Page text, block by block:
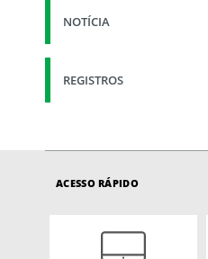
NOTÍCIA
REGISTROS
ACESSO RÁPIDO